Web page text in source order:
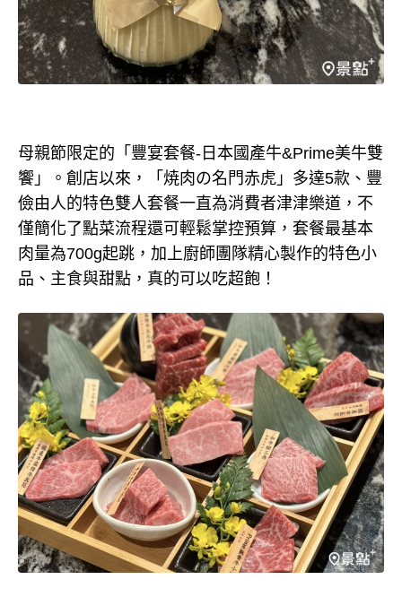
母親節限定的「豐宴套餐-日本國產牛&Prime美牛雙
饗」。創店以來，「焼肉の名門赤虎」多達5款、豐
儉由人的特色雙人套餐一直為消費者津津樂道，不
僅簡化了點菜流程還可輕鬆掌控預算，套餐最基本
肉量為700g起跳，加上廚師團隊精心製作的特色小
品、主食與甜點，真的可以吃超飽！